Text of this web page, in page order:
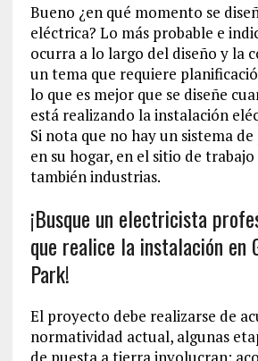
Bueno ¿en qué momento se
eléctrica? Lo más probable e
ocurra a lo largo del diseño y la
un tema que requiere
lo que es mejor que se diseñe
está realizando la instalación
Si nota que no hay un sistema
en su hogar, en el sitio de
también industrias.
¡Busque un electricista
que realice la instalación en
Park!
El proyecto debe realizarse de
normatividad actual, algunas
de puesta a tierra involucran: